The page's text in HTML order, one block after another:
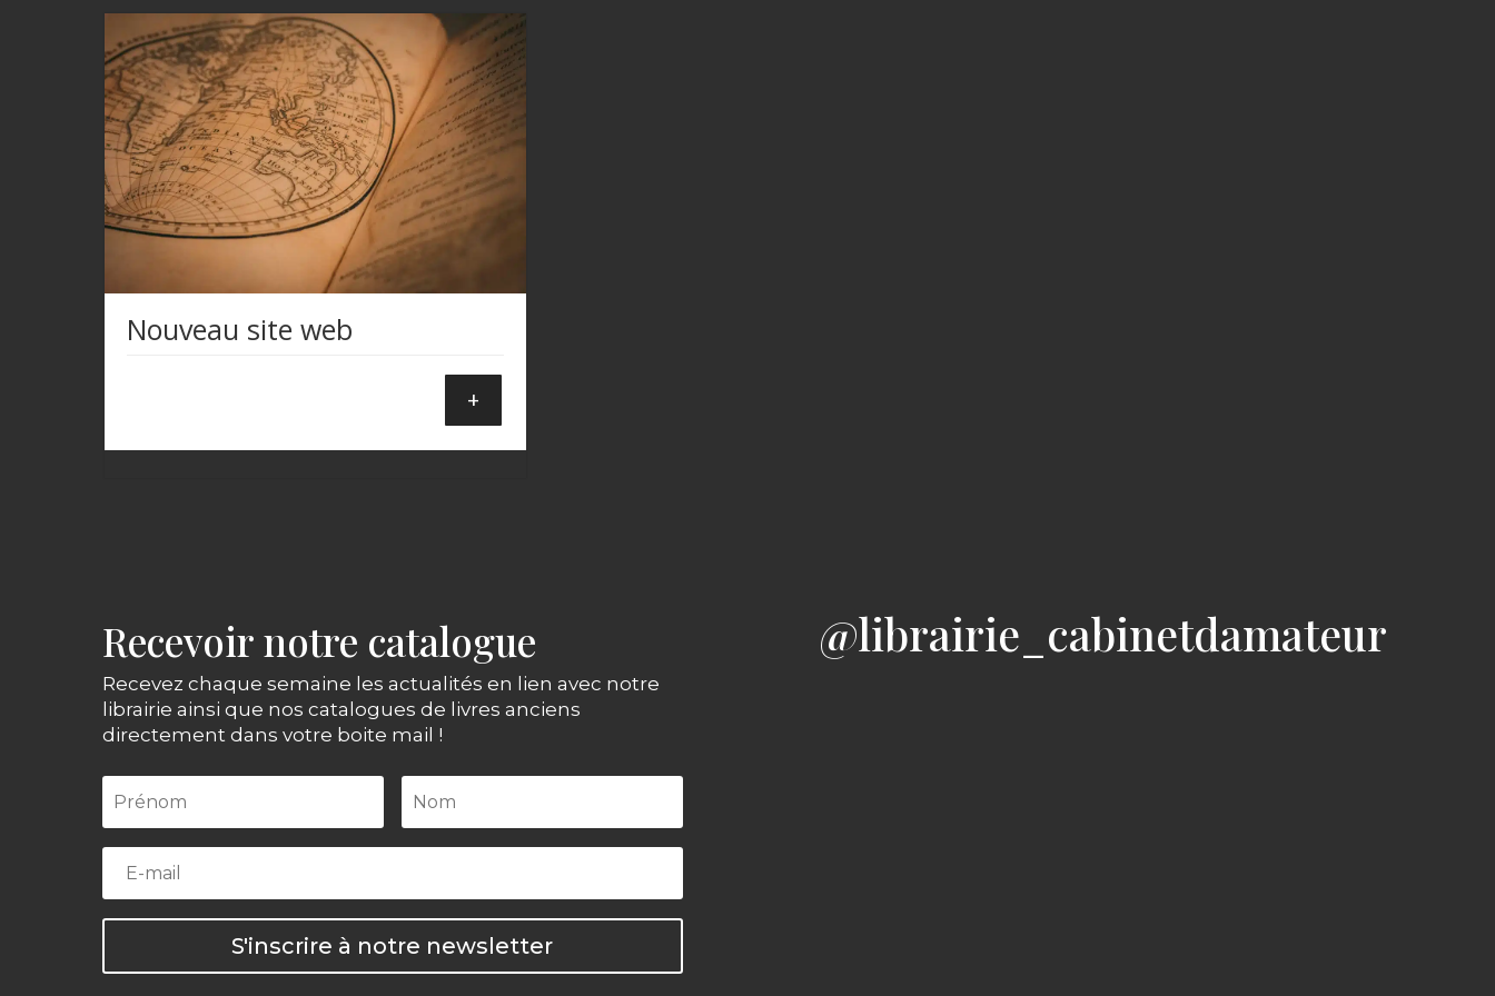
Nouveau site web
+
Recevoir notre catalogue
Recevez chaque semaine les actualités en lien avec notre
librairie ainsi que nos catalogues de livres anciens
directement dans votre boite mail !
S'inscrire à notre newsletter
@librairie_cabinetdamateur